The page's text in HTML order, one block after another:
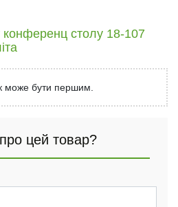
столу 18-107
може бути першим.
цей товар?